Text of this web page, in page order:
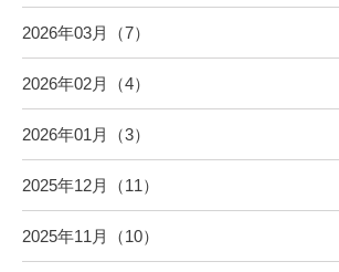
2026年03月（7）
2026年02月（4）
2026年01月（3）
2025年12月（11）
2025年11月（10）